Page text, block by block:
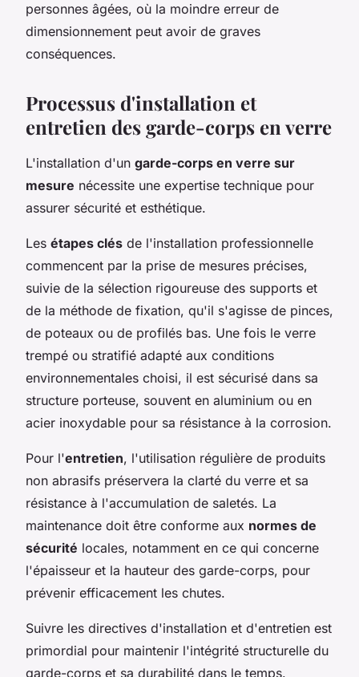
personnes âgées, où la moindre erreur de
dimensionnement peut avoir de graves
conséquences.
Processus d'installation et
entretien des garde-corps en verre
L'installation d'un garde-corps en verre sur
mesure nécessite une expertise technique pour
assurer sécurité et esthétique.
Les étapes clés de l'installation professionnelle
commencent par la prise de mesures précises,
suivie de la sélection rigoureuse des supports et
de la méthode de fixation, qu'il s'agisse de pinces,
de poteaux ou de profilés bas. Une fois le verre
trempé ou stratifié adapté aux conditions
environnementales choisi, il est sécurisé dans sa
structure porteuse, souvent en aluminium ou en
acier inoxydable pour sa résistance à la corrosion.
Pour l'entretien, l'utilisation régulière de produits
non abrasifs préservera la clarté du verre et sa
résistance à l'accumulation de saletés. La
maintenance doit être conforme aux normes de
sécurité locales, notamment en ce qui concerne
l'épaisseur et la hauteur des garde-corps, pour
prévenir efficacement les chutes.
Suivre les directives d'installation et d'entretien est
primordial pour maintenir l'intégrité structurelle du
garde-corps et sa durabilité dans le temps.